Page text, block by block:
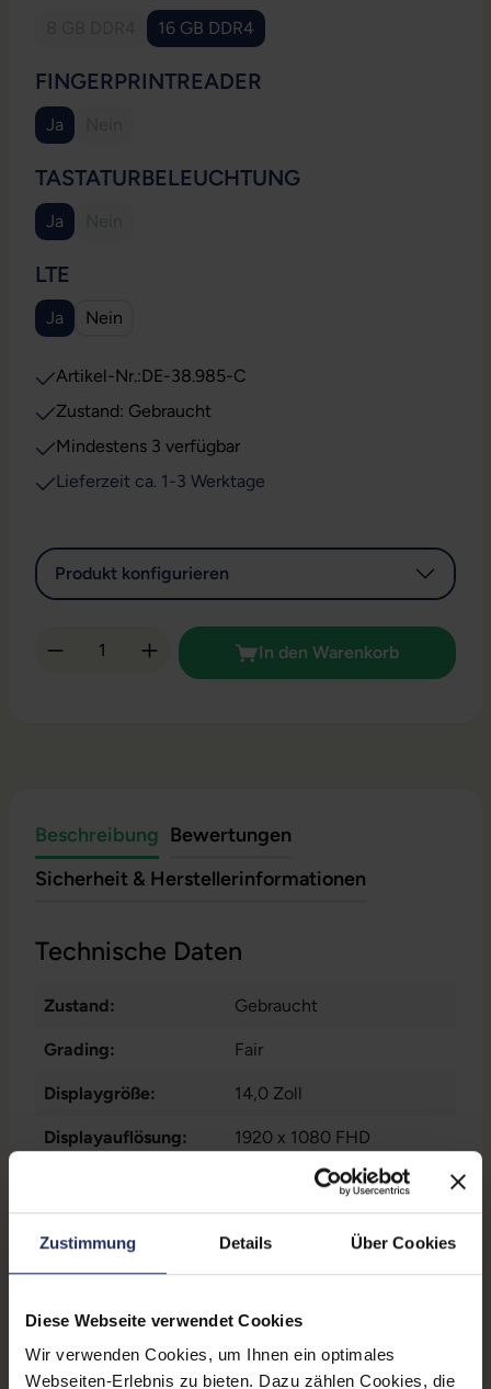
Zustimmung Details Über Cookies
Diese Webseite verwendet Cookies
Wir verwenden Cookies, um Ihnen ein optimales
Webseiten-Erlebnis zu bieten. Dazu zählen Cookies, die
(Diese Option ist zurzeit nicht verfügbar.)
16 GB DDR4
FINGERPRINTREADER
Ja
TASTATURBELEUCHTUNG
Ja
LTE
Ja Nein
Artikel-Nr.:DE-38.985-C
Zustand: Gebraucht
Mindestens 3 verfügbar
Lieferzeit ca. 1-3 Werktage
Produkt konfigurieren
Produkt Anzahl: Gib den gewünschten
In den Warenkorb
Beschreibung Bewertungen
Sicherheit & Herstellerinformationen
Technische Daten
Zustand: Gebraucht
Grading: Fair
Displaygröße: 14,0 Zoll
Displayauflösung: 1920 x 1080 FHD
Mattes Display
GHz
Datenspeicher: 500 GB SSD